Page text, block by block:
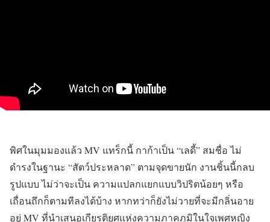
พิศในมุมมองแล้ว MV แทร็กนี้ กาก้าเป็น “เลดี้” สมชื่อ ไม่
ดำรงในฐานะ “สัตว์ประหลาด” ตามจุดขายนัก งานชิ้นนี้กลบ
รูปแบบ ไม่ว่าจะเป็น ความแปลกแยกแบบวิปริตน้อยๆ หรือ
เถื่อนถึกก็ตามทีลงได้บ้าง หากทว่าก็ยังไม่วายที่จะมีกลิ่นอาย
อยู่ MV ที่นำเสนอเกียรติยศแห่งความภาคภูมิในใจเพศหญิง